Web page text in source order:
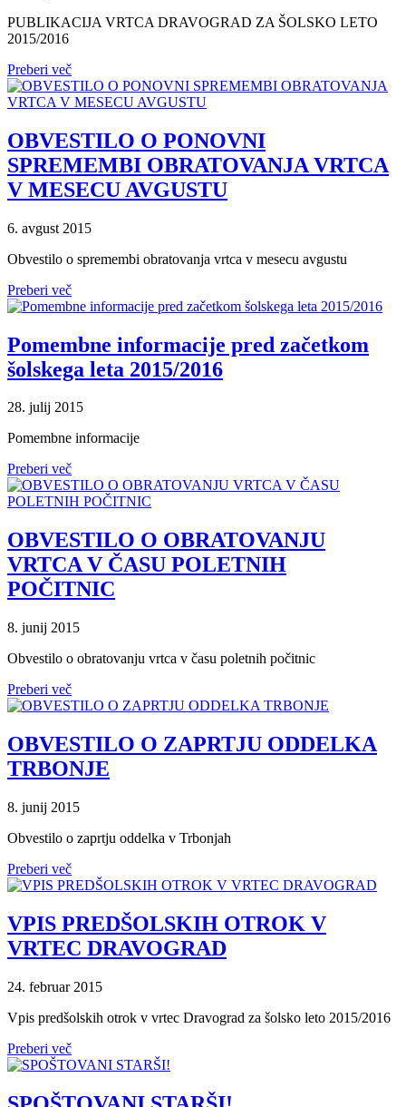
PUBLIKACIJA VRTCA DRAVOGRAD ZA ŠOLSKO LETO
2015/2016
Preberi več
OBVESTILO O PONOVNI
SPREMEMBI OBRATOVANJA VRTCA
V MESECU AVGUSTU
6. avgust 2015
Obvestilo o spremembi obratovanja vrtca v mesecu avgustu
Preberi več
Pomembne informacije pred začetkom
šolskega leta 2015/2016
28. julij 2015
Pomembne informacije
Preberi več
OBVESTILO O OBRATOVANJU
VRTCA V ČASU POLETNIH
POČITNIC
8. junij 2015
Obvestilo o obratovanju vrtca v času poletnih počitnic
Preberi več
OBVESTILO O ZAPRTJU ODDELKA
TRBONJE
8. junij 2015
Obvestilo o zaprtju oddelka v Trbonjah
Preberi več
VPIS PREDŠOLSKIH OTROK V
VRTEC DRAVOGRAD
24. februar 2015
Vpis predšolskih otrok v vrtec Dravograd za šolsko leto 2015/2016
Preberi več